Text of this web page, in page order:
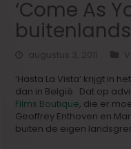
‘Come As
augustus 3, 2011
‘Hasta La Vista’ krijgt in
dan in België. Dat op
Films Boutique, die er
Geoffrey Enthoven en
buiten de eigen